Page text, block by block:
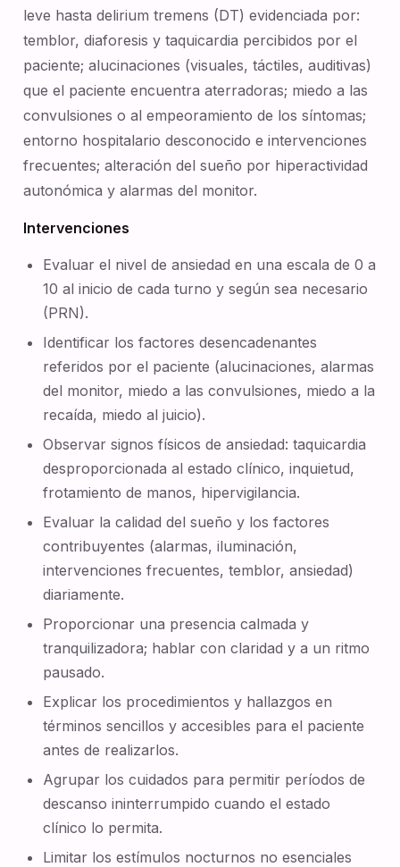
leve hasta delirium tremens (DT) evidenciada por:
temblor, diaforesis y taquicardia percibidos por el
paciente; alucinaciones (visuales, táctiles, auditivas)
que el paciente encuentra aterradoras; miedo a las
convulsiones o al empeoramiento de los síntomas;
entorno hospitalario desconocido e intervenciones
frecuentes; alteración del sueño por hiperactividad
autonómica y alarmas del monitor.
Intervenciones
Evaluar el nivel de ansiedad en una escala de 0 a
10 al inicio de cada turno y según sea necesario
(PRN).
Identificar los factores desencadenantes
referidos por el paciente (alucinaciones, alarmas
del monitor, miedo a las convulsiones, miedo a la
recaída, miedo al juicio).
Observar signos físicos de ansiedad: taquicardia
desproporcionada al estado clínico, inquietud,
frotamiento de manos, hipervigilancia.
Evaluar la calidad del sueño y los factores
contribuyentes (alarmas, iluminación,
intervenciones frecuentes, temblor, ansiedad)
diariamente.
Proporcionar una presencia calmada y
tranquilizadora; hablar con claridad y a un ritmo
pausado.
Explicar los procedimientos y hallazgos en
términos sencillos y accesibles para el paciente
antes de realizarlos.
Agrupar los cuidados para permitir períodos de
descanso ininterrumpido cuando el estado
clínico lo permita.
Limitar los estímulos nocturnos no esenciales